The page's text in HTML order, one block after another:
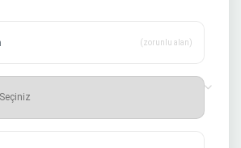
(zorunlu alan)